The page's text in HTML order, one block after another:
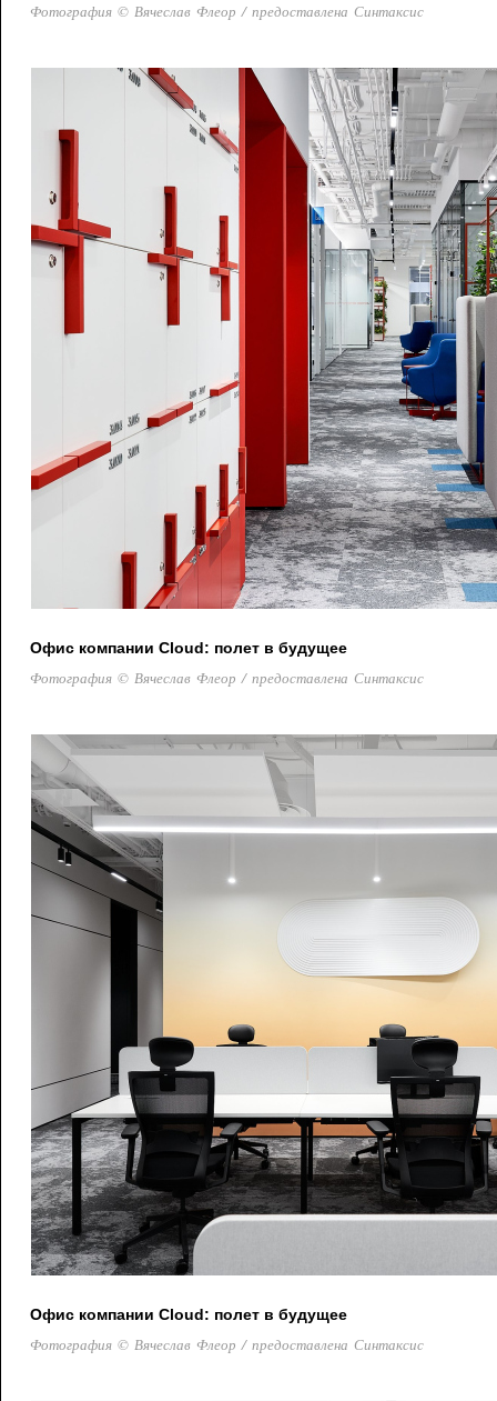
Фотография © Вячеслав Флеор / предоставлена Синтаксис
Офис компании Cloud: полет в будущее
Фотография © Вячеслав Флеор / предоставлена Синтаксис
Офис компании Cloud: полет в будущее
Фотография © Вячеслав Флеор / предоставлена Синтаксис